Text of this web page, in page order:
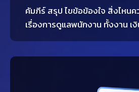
คัมภีร์ สรุป ไขข้อข้องใจ สิ่งไหนค
เรื่องการดูแลพนักงาน ทั้งงาน เงิ